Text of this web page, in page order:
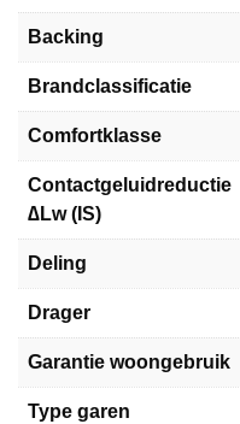
Backing
Brandclassificatie
Comfortklasse
Contactgeluidreductie
∆Lw (IS)
Deling
Drager
Garantie woongebruik
Type garen